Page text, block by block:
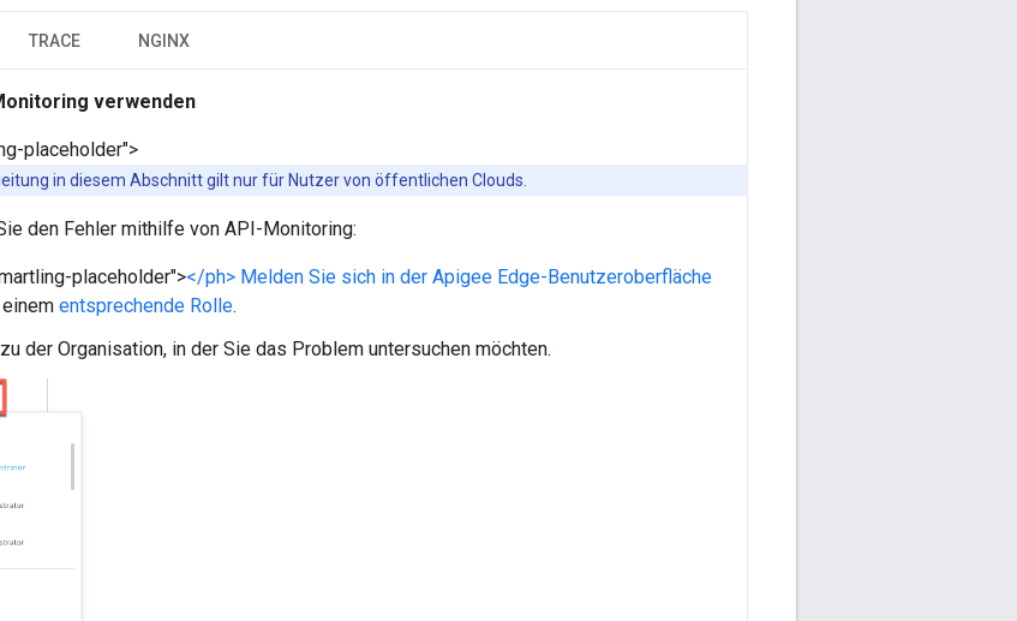
TRACE NGINX
verwenden
placeholder">
in diesem Abschnitt gilt nur für Nutzer von öffentlichen Clouds.
den Fehler mithilfe von API-Monitoring:
placeholder"></ph> Melden Sie sich in der Apigee Edge-Benutzeroberfläche
entsprechende Rolle.
der Organisation, in der Sie das Problem untersuchen möchten.